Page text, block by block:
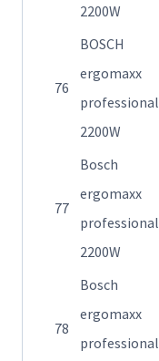
2200W
76
BOSCH
ergomaxx
professional
2200W
77
Bosch
ergomaxx
professional
2200W
78
Bosch
ergomaxx
professional